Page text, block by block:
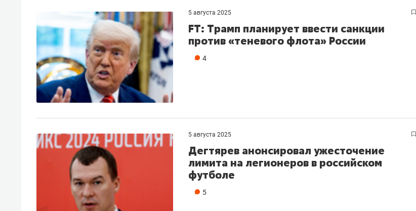
5 августа 2025
FT: Трамп планирует ввести санкции
против «теневого флота» России
4
5 августа 2025
Дегтярев анонсировал ужесточение
лимита на легионеров в российском
футболе
5